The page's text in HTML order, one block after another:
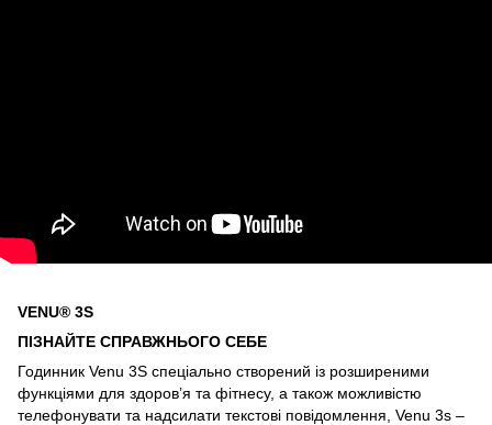
VENU® 3S
ПІЗНАЙТЕ СПРАВЖНЬОГО СЕБЕ
Годинник Venu 3S спеціально створений із розширеними
функціями для здоров’я та фітнесу, а також можливістю
телефонувати та надсилати текстові повідомлення, Venu 3s –